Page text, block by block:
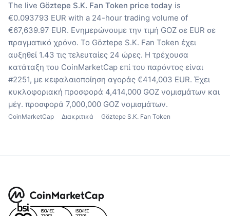
The live Göztepe S.K. Fan Token price today is
€0.093793 EUR with a 24-hour trading volume of
€67,639.97 EUR. Ενημερώνουμε την τιμή GOZ σε EUR σε
πραγματικό χρόνο. Το Göztepe S.K. Fan Token έχει
αυξηθεί 1.43 τις τελευταίες 24 ώρες. Η τρέχουσα
κατάταξη του CoinMarketCap επί του παρόντος είναι
#2251, με κεφαλαιοποίηση αγοράς €414,003 EUR. Έχει
κυκλοφοριακή προσφορά 4,414,000 GOZ νομισμάτων και
μέγ. προσφορά 7,000,000 GOZ νομισμάτων.
CoinMarketCap Διακριτικά Göztepe S.K. Fan Token